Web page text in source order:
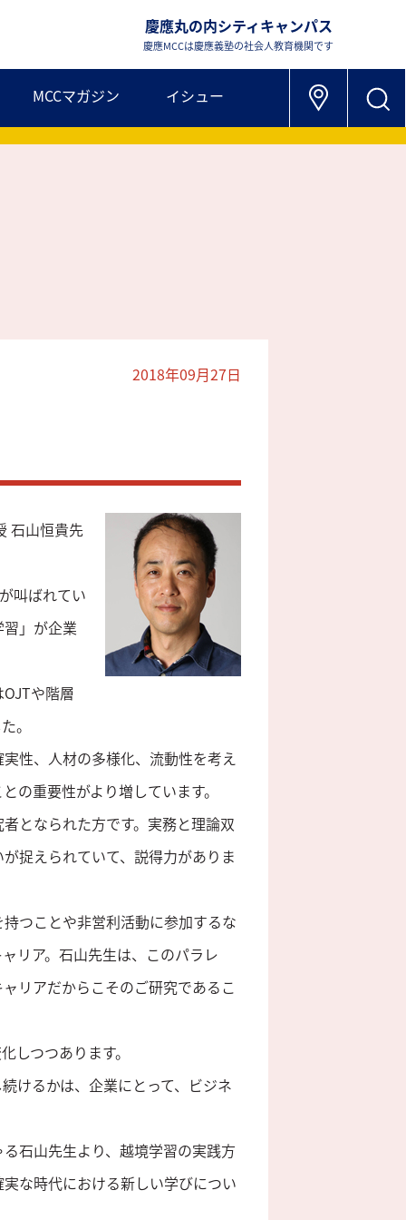
慶應丸の内シティキャンパス
慶應MCCは慶應義塾の社会人教育機関です
MCCマガジン イシュー
2018年09月27日
石山恒貴先
叫ばれてい
」が企業
や階層
。
性、人材の多様化、流動性を考え
の重要性がより増しています。
となられた方です。実務と理論双
捉えられていて、説得力がありま
つことや非営利活動に参加するな
リア。石山先生は、このパラレ
リアだからこそのご研究であるこ
しつつあります。
けるかは、企業にとって、ビジネ
石山先生より、越境学習の実践方
な時代における新しい学びについ